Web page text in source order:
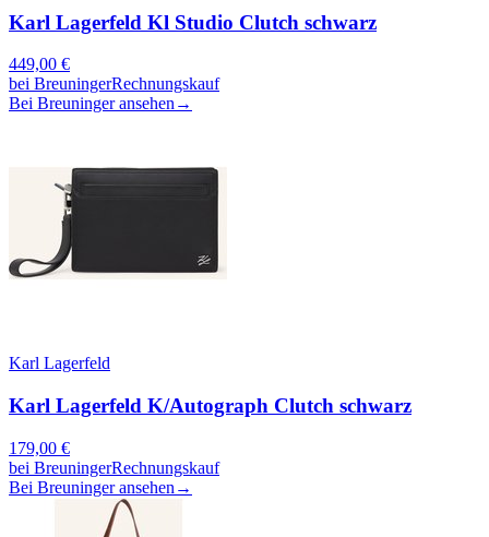
Karl Lagerfeld Kl Studio Clutch schwarz
449,00 €
bei BreuningerRechnungskauf
Bei Breuninger ansehen→
Karl Lagerfeld
Karl Lagerfeld K/Autograph Clutch schwarz
179,00 €
bei BreuningerRechnungskauf
Bei Breuninger ansehen →